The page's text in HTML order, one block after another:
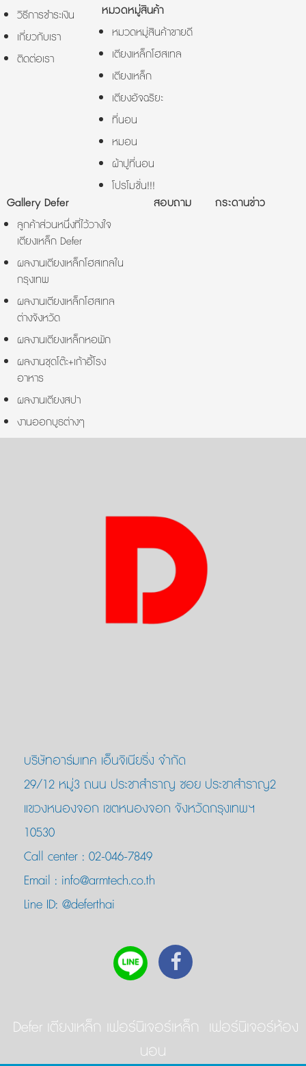
วิธีการชำระเงิน
เกี่ยวกับเรา
ติดต่อเรา
หมวดหมู่สินค้า
หมวดหมู่สินค้าขายดี
เตียงเหล็กโฮสเทล
เตียงเหล็ก
เตียงอัจฉริยะ
ที่นอน
หมอน
ผ้าปูที่นอน
โปรโมชั่น!!!
Gallery Defer
ลูกค้าส่วนหนึ่งที่ไว้วางใจ
เตียงเหล็ก Defer
ผลงานเตียงเหล็กโฮสเทลใน
กรุงเทพ
ผลงานเตียงเหล็กโฮสเทล
ต่างจังหวัด
ผลงานเตียงเหล็กหอพัก
ผลงานชุดโต๊ะ+เก้าอี้โรง
อาหาร
ผลงานเตียงสปา
งานออกบูธต่างๆ
สอบถาม กระดานข่าว
บริษัทอาร์มเทค เอ็นจิเนียริ่ง จำกัด
29/12 หมู่3 ถนน ประชาสำราญ ซอย ประชาสำราญ2
แขวงหนองจอก เขตหนองจอก จังหวัดกรุงเทพฯ
10530
Call center : 02-046-7849
Email : info@armtech.co.th
Line ID: @deferthai
Defer เตียงเหล็ก เฟอร์นิเจอร์เหล็ก เฟอร์นิเจอร์ห้อง
นอน